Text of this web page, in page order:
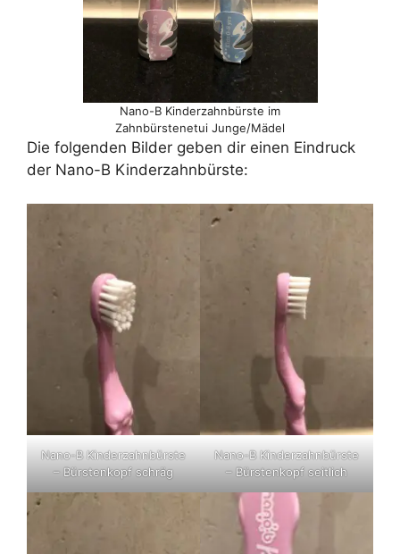
Nano-B Kinderzahnbürste im
Zahnbürstenetui Junge/Mädel
Die folgenden Bilder geben dir einen Eindruck
der Nano-B Kinderzahnbürste:
Nano-B Kinderzahnbürste
– Bürstenkopf schräg
Nano-B Kinderzahnbürste
– Bürstenkopf seitlich